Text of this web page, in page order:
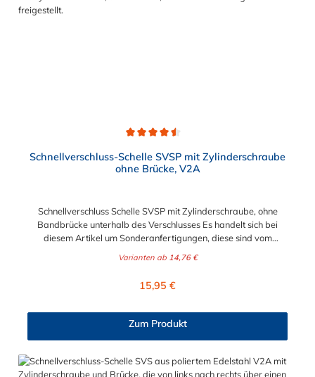
Reinigung unterliegen. Das Bandmaterial der Schelle variiert je
Schnellverschluss-Schelle SVSP mit Zylinderschraube
ohne Brücke, V2A
Schnellverschluss Schelle SVSP mit Zylinderschraube, ohne
Bandbrücke unterhalb des Verschlusses Es handelt sich bei
diesem Artikel um Sonderanfertigungen, diese sind vom
Durchmesser der Schelle muss exakt gewählt werden. Die
lediglich zur Regulierung der Klemmkraft.2. Die Durchgangs-
Messing. Die Schnellverschluss Schelle SVSP, mit
schnelles Schließen und Lösen der Verbindungen erforderlich
ist, wie z. B. in Filter- und Abfüllanlagen oder in
Varianten ab14,76 €
Regulärer Preis:
15,95 €
Zum Produkt